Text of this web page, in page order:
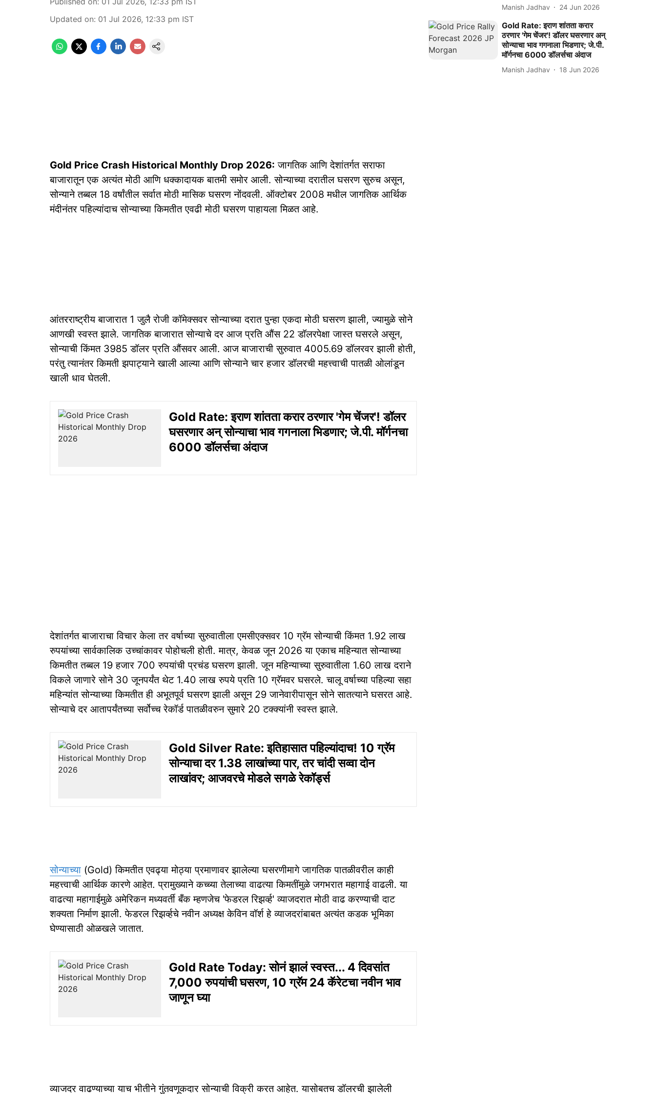
Updated on: 01 Jul 2026, 12:33 pm IST
Gold Price Crash Historical Monthly Drop 2026: जागतिक आणि देशांतर्गत सराफा
बाजारातून एक अत्यंत मोठी आणि धक्कादायक बातमी समोर आली. सोन्याच्या दरातील घसरण सुरुच असून,
सोन्याने तब्बल 18 वर्षांतील सर्वात मोठी मासिक घसरण नोंदवली. ऑक्टोबर 2008 मधील जागतिक आर्थिक
मंदीनंतर पहिल्यांदाच सोन्याच्या किमतीत एवढी मोठी घसरण पाहायला मिळत आहे.
आंतरराष्ट्रीय बाजारात 1 जुलै रोजी कॉमेक्सवर सोन्याच्या दरात पुन्हा एकदा मोठी घसरण झाली, ज्यामुळे सोने
आणखी स्वस्त झाले. जागतिक बाजारात सोन्याचे दर आज प्रति औंस 22 डॉलरपेक्षा जास्त घसरले असून,
सोन्याची किंमत 3985 डॉलर प्रति औंसवर आली. आज बाजाराची सुरुवात 4005.69 डॉलरवर झाली होती,
परंतु त्यानंतर किमती झपाट्याने खाली आल्या आणि सोन्याने चार हजार डॉलरची महत्त्वाची पातळी ओलांडून
खाली धाव घेतली.
Gold Rate: इराण शांतता करार ठरणार 'गेम चेंजर'! डॉलर
घसरणार अन् सोन्याचा भाव गगनाला भिडणार; जे.पी. मॉर्गनचा
6000 डॉलर्सचा अंदाज
देशांतर्गत बाजाराचा विचार केला तर वर्षाच्या सुरुवातीला एमसीएक्सवर 10 ग्रॅम सोन्याची किंमत 1.92 लाख
रुपयांच्या सार्वकालिक उच्चांकावर पोहोचली होती. मात्र, केवळ जून 2026 या एकाच महिन्यात सोन्याच्या
किमतीत तब्बल 19 हजार 700 रुपयांची प्रचंड घसरण झाली. जून महिन्याच्या सुरुवातीला 1.60 लाख दराने
विकले जाणारे सोने 30 जूनपर्यंत थेट 1.40 लाख रुपये प्रति 10 ग्रॅमवर घसरले. चालू वर्षाच्या पहिल्या सहा
महिन्यांत सोन्याच्या किमतीत ही अभूतपूर्व घसरण झाली असून 29 जानेवारीपासून सोने सातत्याने घसरत आहे.
सोन्याचे दर आतापर्यंतच्या सर्वोच्च रेकॉर्ड पातळीवरुन सुमारे 20 टक्क्यांनी स्वस्त झाले.
Gold Silver Rate: इतिहासात पहिल्यांदाच! 10 ग्रॅम
सोन्याचा दर 1.38 लाखांच्या पार, तर चांदी सव्वा दोन
लाखांवर; आजवरचे मोडले सगळे रेकॉर्ड्स
सोन्याच्या (Gold) किमतीत एवढ्या मोठ्या प्रमाणावर झालेल्या घसरणीमागे जागतिक पातळीवरील काही
महत्त्वाची आर्थिक कारणे आहेत. प्रामुख्याने कच्च्या तेलाच्या वाढत्या किमतींमुळे जगभरात महागाई वाढली. या
वाढत्या महागाईमुळे अमेरिकन मध्यवर्ती बँक म्हणजेच 'फेडरल रिझर्व्ह' व्याजदरात मोठी वाढ करण्याची दाट
शक्यता निर्माण झाली. फेडरल रिझर्व्हचे नवीन अध्यक्ष केविन वॉर्श हे व्याजदरांबाबत अत्यंत कडक भूमिका
घेण्यासाठी ओळखले जातात.
Gold Rate Today: सोनं झालं स्वस्त... 4 दिवसांत
7,000 रुपयांची घसरण, 10 ग्रॅम 24 कॅरेटचा नवीन भाव
जाणून घ्या
व्याजदर वाढण्याच्या याच भीतीने गुंतवणूकदार सोन्याची विक्री करत आहेत. यासोबतच डॉलरची झालेली
Manish Jadhav 24 Jun 2026
Gold Rate: इराण शांतता करार
ठरणार 'गेम चेंजर'! डॉलर घसरणार अन्
सोन्याचा भाव गगनाला भिडणार; जे.पी.
मॉर्गनचा 6000 डॉलर्सचा अंदाज
Manish Jadhav 18 Jun 2026